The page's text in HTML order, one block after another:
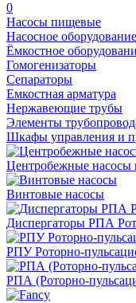
0
Насосы пищевые
Насосное оборудование
Ёмкостное
Гомогенизаторы
Сепараторы
Емкостная арматура
Нержавеющие трубы
Элементы
Шкафы управления и
Центробежные
Винтовые насосы
Диспергаторы РПА
РПУ Роторно-
РПА (Роторно-